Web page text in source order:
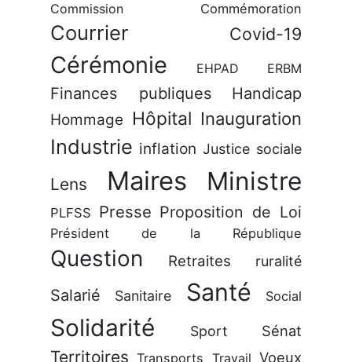
Commission Commémoration
Courrier Covid-19
Cérémonie EHPAD ERBM
Finances publiques Handicap
Hommage Hôpital Inauguration
Industrie inflation Justice sociale
Lens Maires Ministre
PLFSS Presse Proposition de Loi
Président de la République
Question Retraites ruralité
Salarié Sanitaire Santé Social
Solidarité Sport Sénat
Territoires Transports Travail Voeux